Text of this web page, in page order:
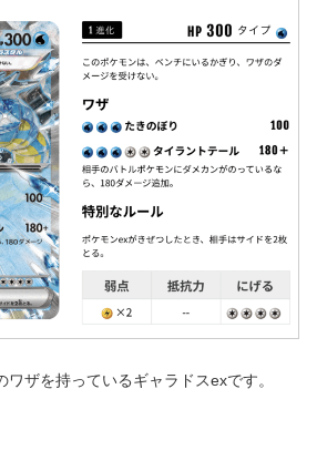
ザを持っているギャラドスexです。